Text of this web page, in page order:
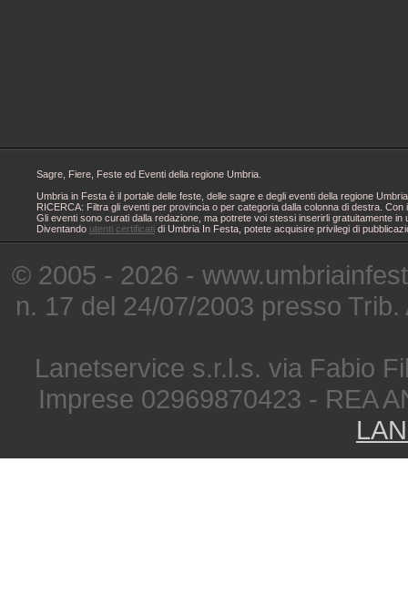
Sagre, Fiere, Feste ed Eventi della regione Umbria.
Umbria in Festa è il portale delle feste, delle sagre e degli eventi della regione
RICERCA: Filtra gli eventi per provincia o per categoria dalla colonna di destra.
Gli eventi sono curati dalla redazione, ma potrete voi stessi inserirli gratuitamente
Diventando utenti certificati di Umbria In Festa, potete acquisire privilegi di
© 2005 - 2026 -
n. 17 del 24/07/2003 presso
Lanetservice s.r.l.s. via Fabio
Imprese 02969870423 - REA